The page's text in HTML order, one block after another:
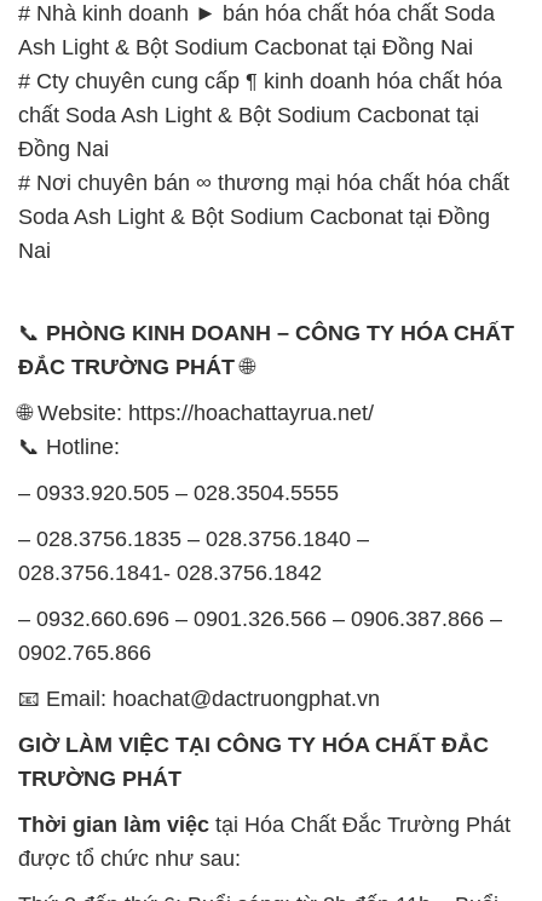
# Nơi chuyên bán ∞ thương mại hóa chất hóa chất
Soda Ash Light & Bột Sodium Cacbonat tại Đồng
Nai
📞PHÒNG KINH DOANH – CÔNG TY HÓA CHẤT
ĐẮC TRƯỜNG PHÁT🌐
🌐 Website: https://hoachattayrua.net/
– 0933.920.505 – 028.3504.5555
028.3756.1841- 028.3756.1842
0902.765.866
📧 Email: hoachat@dactruongphat.vn
TRƯỜNG PHÁT
được tổ chức như sau:
Thứ 2 đến thứ 6: Buổi sáng: từ 8h đến 11h – Buổi
chiều: từ 12h30 đến 17h
Thứ 7: Buổi sáng: từ 8h đến 11h – Buổi chiều: từ
12h30 đến 16h